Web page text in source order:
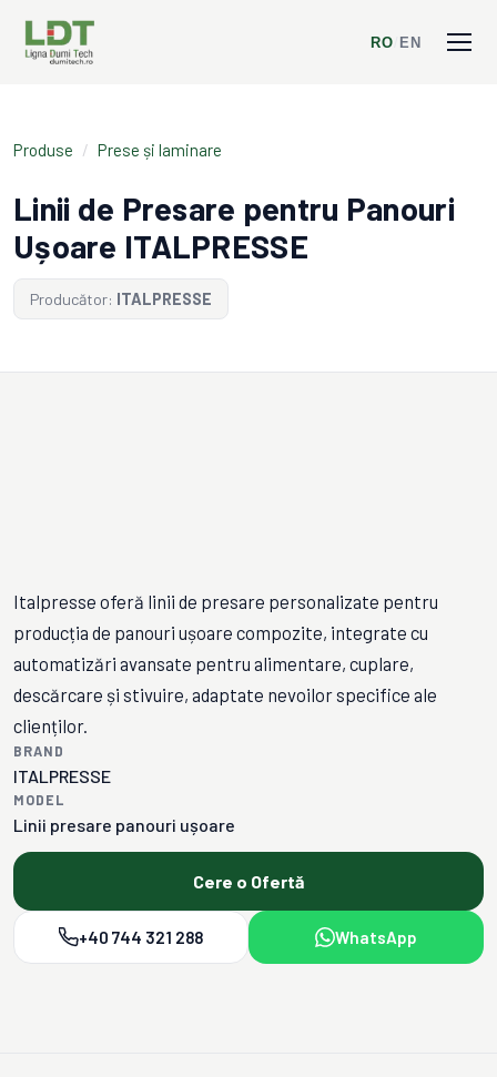
RO EN
Produse / Prese și laminare
Linii de Presare pentru Panouri
Ușoare ITALPRESSE
Producător: ITALPRESSE
Italpresse oferă linii de presare personalizate pentru
producția de panouri ușoare compozite, integrate cu
automatizări avansate pentru alimentare, cuplare,
descărcare și stivuire, adaptate nevoilor specifice ale
clienților.
BRAND
ITALPRESSE
MODEL
Linii presare panouri ușoare
Cere o Ofertă
+40 744 321 288 WhatsApp